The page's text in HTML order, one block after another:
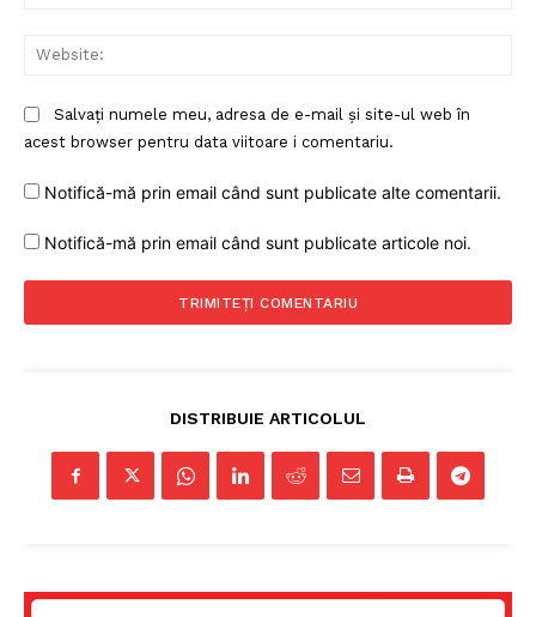
Un proiect
Salvați numele meu, adresa de e-mail și site-ul web în
acest browser pentru data viitoare i comentariu.
Notifică-mă prin email când sunt publicate alte comentarii.
Notifică-mă prin email când sunt publicate articole noi.
DISTRIBUIE ARTICOLUL